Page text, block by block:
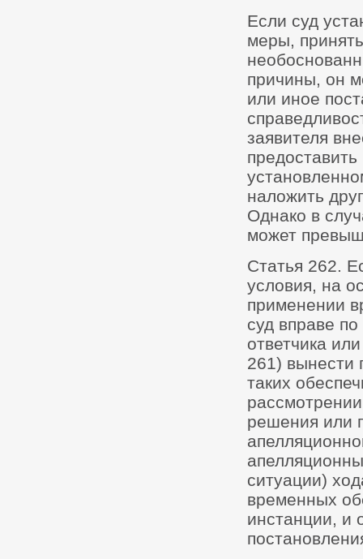
Если суд
меры,
причины, он
или иное
заявителя
наложить
Однако в
может
Статья 262.
условия, на
применении
суд вправе
ответчика
261) вынести
таких
решения или
ситуации)
временных
инстанции, и